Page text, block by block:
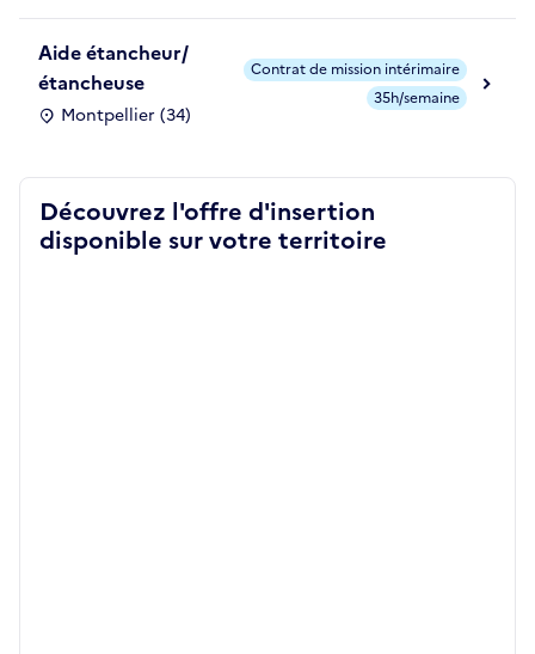
Aide étancheur/
étancheuse
Montpellier (34)
Contrat de mission intérimaire
35h/semaine
Découvrez l'offre d'insertion
disponible sur votre territoire